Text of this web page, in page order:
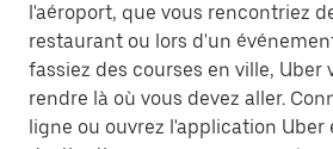
l'aéroport, que vous rencontriez
restaurant ou lors d'un
fassiez des courses en ville, Uber
rendre là où vous devez aller.
ligne ou ouvrez l'application Uber